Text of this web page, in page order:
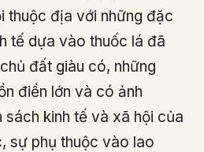
thuộc địa với những đặc
tế dựa vào thuốc lá đã
đất giàu có, những
điền lớn và có ảnh
sách kinh tế và xã hội của
sự phụ thuộc vào lao